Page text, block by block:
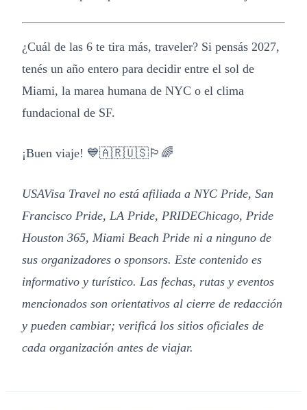
¿Cuál de las 6 te tira más, traveler? Si pensás 2027,
tenés un año entero para decidir entre el sol de
Miami, la marea humana de NYC o el clima
fundacional de SF.
¡Buen viaje! 💙🇦🇷🇺🇸🏳️‍🌈
USAVisa Travel no está afiliada a NYC Pride, San
Francisco Pride, LA Pride, PRIDEChicago, Pride
Houston 365, Miami Beach Pride ni a ninguno de
sus organizadores o sponsors. Este contenido es
informativo y turístico. Las fechas, rutas y eventos
mencionados son orientativos al cierre de redacción
y pueden cambiar; verificá los sitios oficiales de
cada organización antes de viajar.